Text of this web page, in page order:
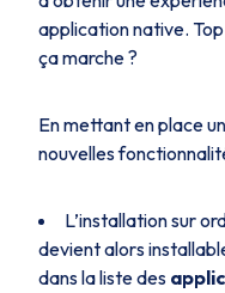
application native.
ça marche ?
En mettant en place
nouvelles
L’installation sur
devient alors
dans la liste des